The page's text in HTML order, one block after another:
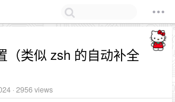
（类似 zsh 的自动补全
· 2956 views